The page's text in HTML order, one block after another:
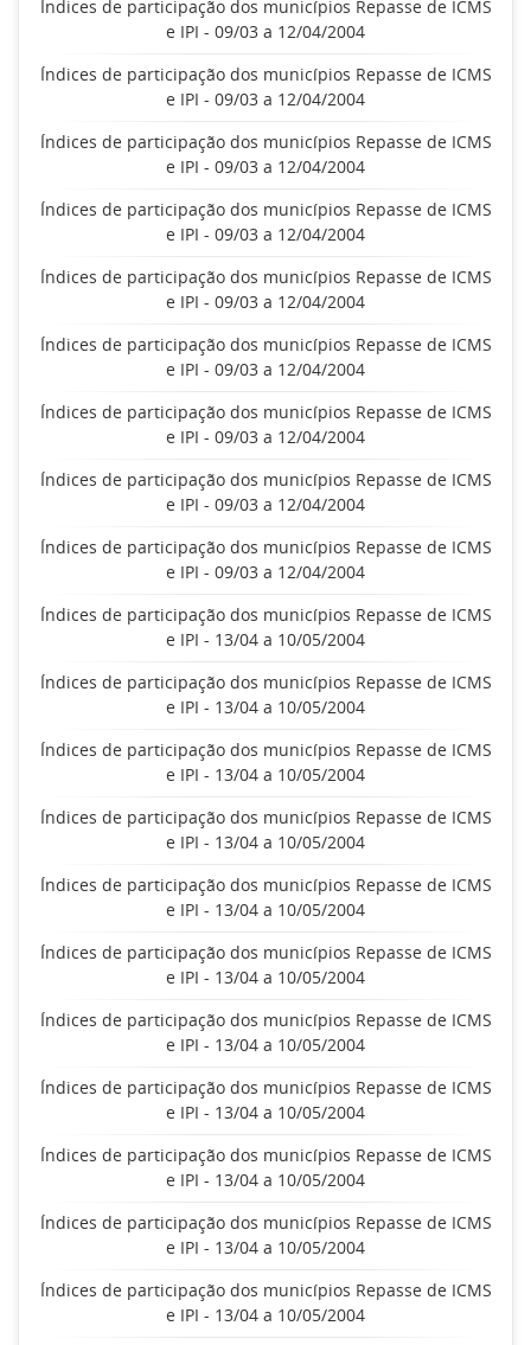
Índices de participação dos municípios Repasse de ICMS
e IPI - 09/03 a 12/04/2004
Índices de participação dos municípios Repasse de ICMS
e IPI - 09/03 a 12/04/2004
Índices de participação dos municípios Repasse de ICMS
e IPI - 09/03 a 12/04/2004
Índices de participação dos municípios Repasse de ICMS
e IPI - 09/03 a 12/04/2004
Índices de participação dos municípios Repasse de ICMS
e IPI - 09/03 a 12/04/2004
Índices de participação dos municípios Repasse de ICMS
e IPI - 09/03 a 12/04/2004
Índices de participação dos municípios Repasse de ICMS
e IPI - 09/03 a 12/04/2004
Índices de participação dos municípios Repasse de ICMS
e IPI - 09/03 a 12/04/2004
Índices de participação dos municípios Repasse de ICMS
e IPI - 09/03 a 12/04/2004
Índices de participação dos municípios Repasse de ICMS
e IPI - 13/04 a 10/05/2004
Índices de participação dos municípios Repasse de ICMS
e IPI - 13/04 a 10/05/2004
Índices de participação dos municípios Repasse de ICMS
e IPI - 13/04 a 10/05/2004
Índices de participação dos municípios Repasse de ICMS
e IPI - 13/04 a 10/05/2004
Índices de participação dos municípios Repasse de ICMS
e IPI - 13/04 a 10/05/2004
Índices de participação dos municípios Repasse de ICMS
e IPI - 13/04 a 10/05/2004
Índices de participação dos municípios Repasse de ICMS
e IPI - 13/04 a 10/05/2004
Índices de participação dos municípios Repasse de ICMS
e IPI - 13/04 a 10/05/2004
Índices de participação dos municípios Repasse de ICMS
e IPI - 13/04 a 10/05/2004
Índices de participação dos municípios Repasse de ICMS
e IPI - 13/04 a 10/05/2004
Índices de participação dos municípios Repasse de ICMS
e IPI - 13/04 a 10/05/2004